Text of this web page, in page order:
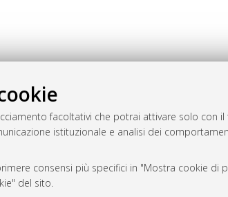
facoltativi che potrai attivare solo con
istituzionale e analisi dei
consensi più specifici in "Mostra cookie di
del sito.